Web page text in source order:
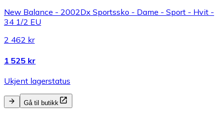
New Balance - 2002Dx Sportssko - Dame - Sport - Hvit -
34 1/2 EU
2 462 kr
1 525 kr
Ukjent lagerstatus
Gå til butikk